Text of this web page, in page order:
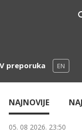
preporuka EN
NAJNOVIJE
05. 08 2026. 23:50